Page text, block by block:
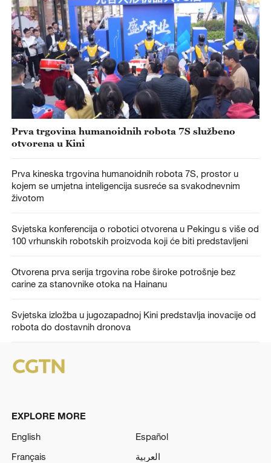
Prva trgovina humanoidnih robota 7S službeno
otvorena u Kini
Prva kineska trgovina humanoidnih robota 7S, prostor u
kojem se umjetna inteligencija susreće sa svakodnevnim
životom
Svjetska konferencija o robotici otvorena u Pekingu s više od
100 vrhunskih robotskih proizvoda koji će biti predstavljeni
Otvorena prva serija trgovina robe široke potrošnje bez
carine za stanovnike otoka na Hainanu
Svjetska izložba u jugozapadnoj Kini predstavlja inovacije od
robota do dostavnih dronova
EXPLORE MORE
English
Español
Français
العربية